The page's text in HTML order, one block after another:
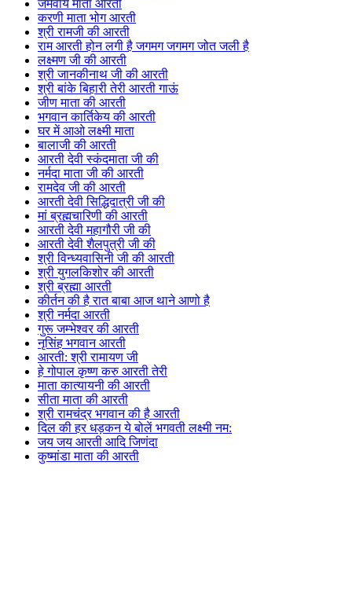
जमवाय माता आरती
करणी माता भोग आरती
श्री रामजी की आरती
राम आरती होन लगी है जगमग जगमग जोत जली है
लक्ष्मण जी की आरती
श्री जानकीनाथ जी की आरती
श्री बांके बिहारी तेरी आरती गाऊं
जीण माता की आरती
भगवान कार्तिकेय की आरती
घर में आओ लक्ष्मी माता
बालाजी की आरती
आरती देवी स्कंदमाता जी की
नर्मदा माता जी की आरती
रामदेव जी की आरती
आरती देवी सिद्धिदात्री जी की
मां ब्रह्मचारिणी की आरती
आरती देवी महागौरी जी की
आरती देवी शैलपुत्री जी की
श्री विन्ध्यवासिनी जी की आरती
श्री युगलकिशोर की आरती
श्री ब्रह्मा आरती
कीर्तन की है रात बाबा आज थाने आणो है
श्री नर्मदा आरती
गुरू जम्भेश्वर की आरती
नृसिंह भगवान आरती
आरती: श्री रामायण जी
हे गोपाल कृष्ण करु आरती तेरी
माता कात्यायनी की आरती
सीता माता की आरती
श्री रामचंद्र भगवान की है आरती
दिल की हर धड़कन ये बोलें भगवती लक्ष्मी नम:
जय जय आरती आदि जिणंदा
कुष्मांडा माता की आरती